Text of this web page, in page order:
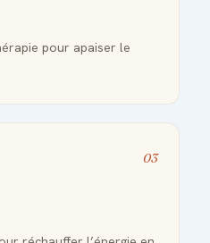
pour apaiser le
03